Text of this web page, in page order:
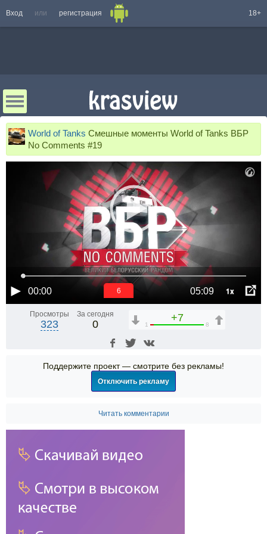
Вход или регистрация 18+
World of Tanks Смешные моменты World of Tanks ВБР
No Comments #19
00:00 05:09 1x
6
Просмотры
323
За сегодня
0
+7
1 8
Поддержите проект — смотрите без рекламы!
Отключить рекламу
Читать комментарии